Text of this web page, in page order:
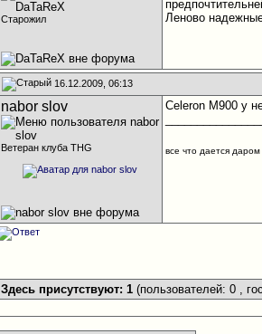
Старожил
Леново
16.12.2009, 06:13
nabor slov
Ветеран клуба THG
Celeron M900 у
все что дается
Здесь присутствуют: 1(пользователей: 0 ,